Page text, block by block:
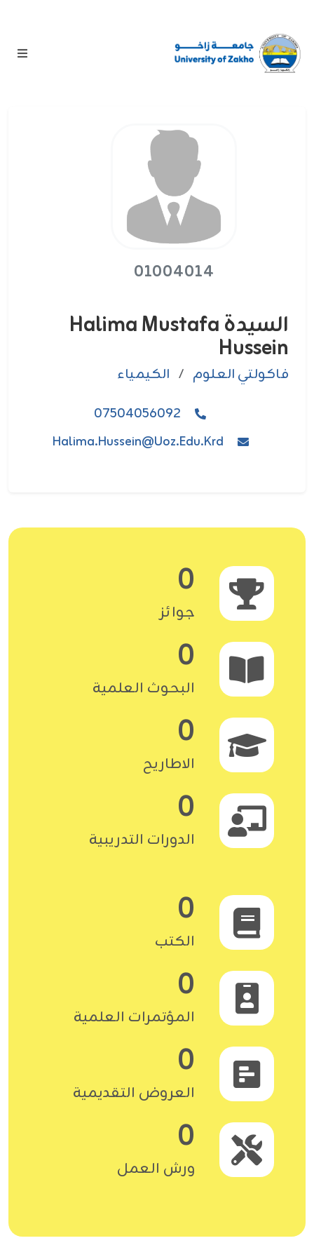
01004014
السيدة Halima Mustafa
Hussein
فاکولتي العلوم / الكيمياء
07504056092
Halima.hussein@uoz.edu.krd
0
جوائز
0
البحوث العلمية
0
الاطاريح
0
الدورات التدريبية
0
الكتب
0
المؤتمرات العلمية
0
العروض التقديمية
0
ورش العمل